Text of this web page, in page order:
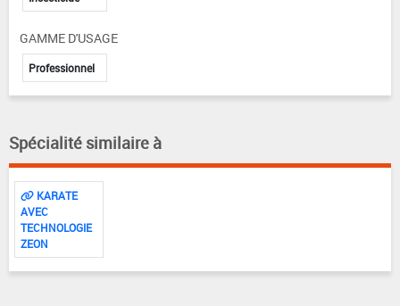
GAMME D'USAGE
Professionnel
Spécialité similaire à
KARATE
AVEC
TECHNOLOGIE
ZEON